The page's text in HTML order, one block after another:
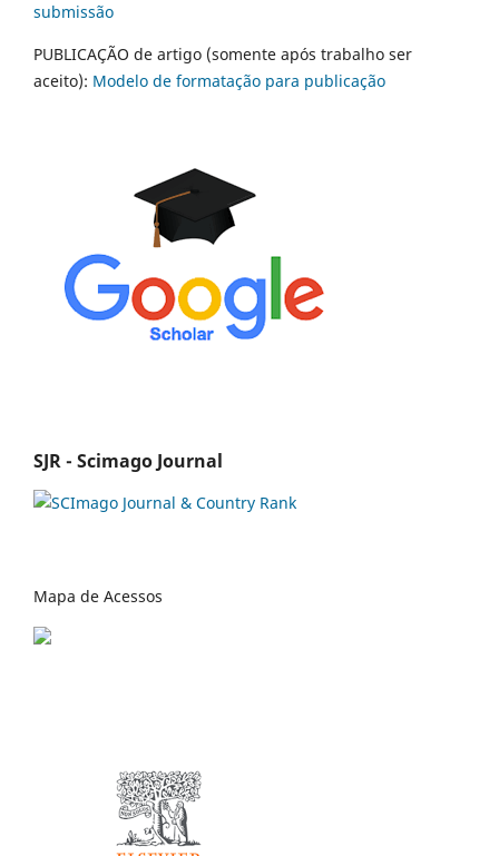
submissão
PUBLICAÇÃO de artigo (somente após trabalho ser
aceito): Modelo de formatação para publicação
SJR - Scimago Journal
Mapa de Acessos